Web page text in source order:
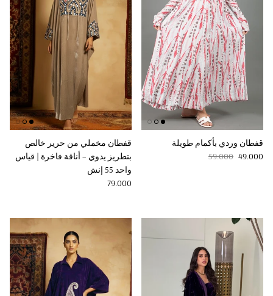
قفطان وردي بأكمام طويلة
Sale price
49.000
Regular price
59.000
قفطان مخملي من حرير خالص
بتطريز يدوي – أناقة فاخرة | قياس
واحد 55 إنش
Regular price
79.000